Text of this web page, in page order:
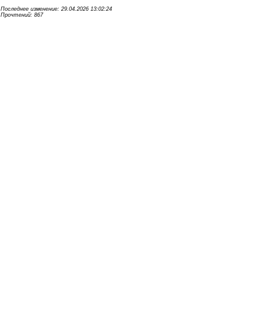
Последнее изменение: 29.04.2026 13:02:24
Прочтений: 867